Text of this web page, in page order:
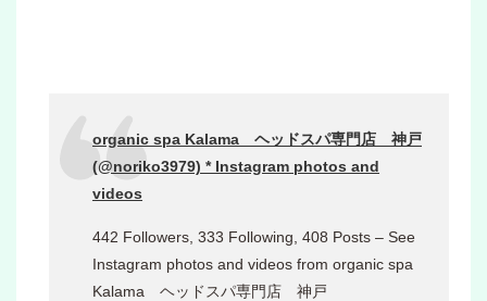
organic spa Kalama ヘッドスパ専門店 神戸
(@noriko3979) * Instagram photos and
videos
442 Followers, 333 Following, 408 Posts – See
Instagram photos and videos from organic spa
Kalama ヘッドスパ専門店 神戸